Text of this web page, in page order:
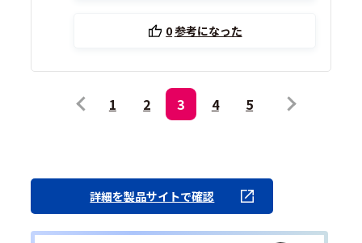
0参考になった
1 2 3 4 5
詳細を製品サイトで確認